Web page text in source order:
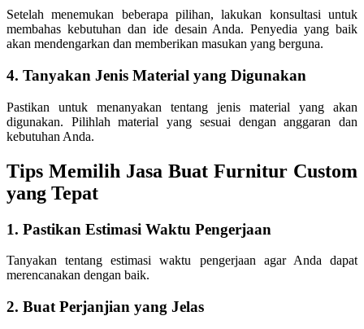
Setelah menemukan beberapa pilihan, lakukan konsultasi untuk
membahas kebutuhan dan ide desain Anda. Penyedia yang baik
akan mendengarkan dan memberikan masukan yang berguna.
4. Tanyakan Jenis Material yang Digunakan
Pastikan untuk menanyakan tentang jenis material yang akan
digunakan. Pilihlah material yang sesuai dengan anggaran dan
kebutuhan Anda.
Tips Memilih Jasa Buat Furnitur Custom
yang Tepat
1. Pastikan Estimasi Waktu Pengerjaan
Tanyakan tentang estimasi waktu pengerjaan agar Anda dapat
merencanakan dengan baik.
2. Buat Perjanjian yang Jelas